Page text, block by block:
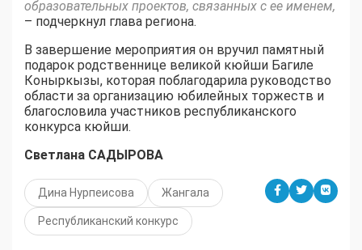
образовательных проектов, связанных с ее именем,
– подчеркнул глава региона.
В завершение мероприятия он вручил памятный
подарок родственнице великой кюйши Багиле
Коныркызы, которая поблагодарила руководство
области за организацию юбилейных торжеств и
благословила участников республиканского
конкурса кюйши.
Светлана САДЫРОВА
Дина Нурпеисова Жангала
Республиканский конкурс